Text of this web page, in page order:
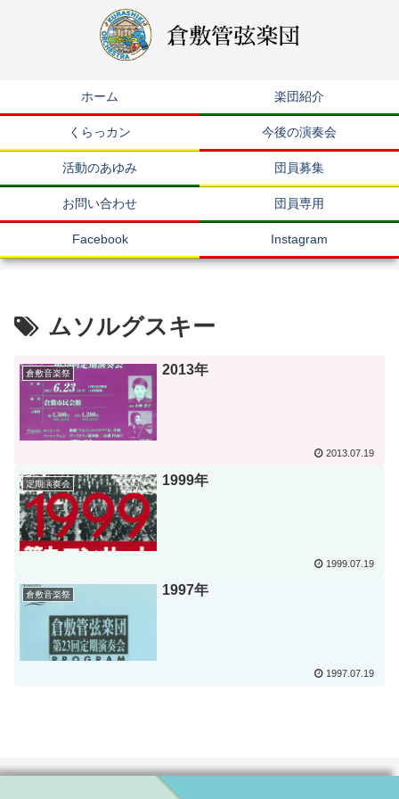
ホーム 楽団紹介
くらっカン 今後の演奏会
活動のあゆみ 団員募集
お問い合わせ 団員専用
Facebook Instagram
ムソルグスキー
倉敷音楽祭 2013年
2013.07.19
定期演奏会 1999年
1999.07.19
倉敷音楽祭 1997年
1997.07.19